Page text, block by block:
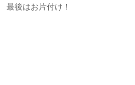
最後はお片付け！